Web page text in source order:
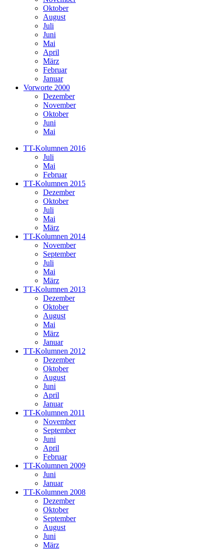
Oktober
August
Juli
Juni
Mai
April
März
Februar
Januar
Vorworte 2000
Dezember
November
Oktober
Juni
Mai
TT-Kolumnen 2016
Juli
Mai
Februar
TT-Kolumnen 2015
Dezember
Oktober
Juli
Mai
März
TT-Kolumnen 2014
November
September
Juli
Mai
März
TT-Kolumnen 2013
Dezember
Oktober
August
Mai
März
Januar
TT-Kolumnen 2012
Dezember
Oktober
August
Juni
April
Januar
TT-Kolumnen 2011
November
September
Juni
April
Februar
TT-Kolumnen 2009
Juni
Januar
TT-Kolumnen 2008
Dezember
Oktober
September
August
Juni
März